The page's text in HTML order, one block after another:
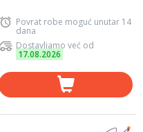
Povrat robe moguć unutar 14
dana
Dostavljamo već od
17.08.2026